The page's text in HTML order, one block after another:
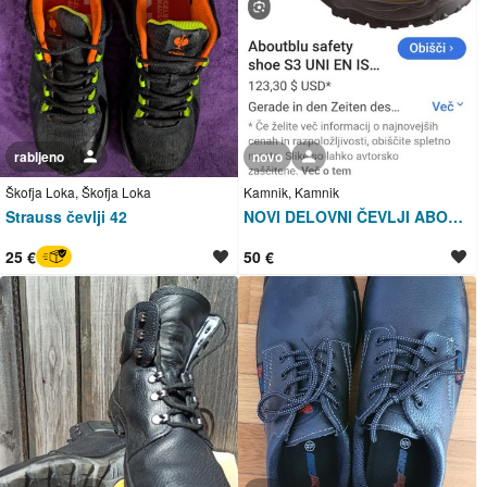
Strauss čevlji 42
Škofja Loka, Škofja Loka
rabljeno
25 €
NOVI DELOVNI ČEVLJI ABOUTBLU ŠT.44
Kamnik, Kamnik
novo
50 €